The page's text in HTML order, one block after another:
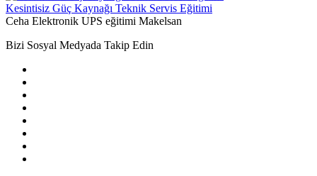
Kesintisiz Güç Kaynağı Teknik Servis Eğitimi
Ceha Elektronik UPS eğitimi Makelsan
Bizi Sosyal Medyada Takip Edin